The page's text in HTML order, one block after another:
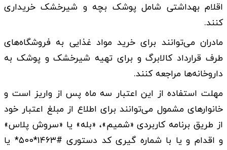
اقلام بهداشتی شامل پوشک بچه و شیرخشک خریداری
کنند.
مادران می‌توانند برای خرید مواد غذایی به فروشگاه‌های
طرف قرارداد کالابرگ و برای تهیه شیرخشک و پوشک به
داروخانه‌ها مراجعه کنند.
مهلت استفاده از این اعتبار سه ماه پس از واریز است و
خانوارهای مشمول می‌توانند برای اطلاع از مبلغ اعتبار خود
از طریق برنامه کاربردی «شمیم»، «بله» یا «سروش پلاس»
و اقدام و یا با شماره گیری کد دستوری #۱۴۶۳*۵۰۰* یا